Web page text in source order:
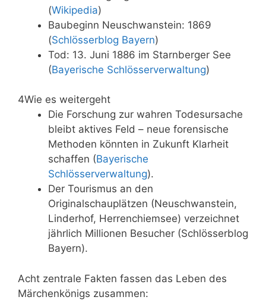
(Wikipedia)
Baubeginn Neuschwanstein: 1869
(Schlösserblog Bayern)
Tod: 13. Juni 1886 im Starnberger See
(Bayerische Schlösserverwaltung)
4Wie es weitergeht
Die Forschung zur wahren Todesursache
bleibt aktives Feld – neue forensische
Methoden könnten in Zukunft Klarheit
schaffen (Bayerische
Schlösserverwaltung).
Der Tourismus an den
Originalschauplätzen (Neuschwanstein,
Linderhof, Herrenchiemsee) verzeichnet
jährlich Millionen Besucher (Schlösserblog
Bayern).
Acht zentrale Fakten fassen das Leben des
Märchenkönigs zusammen: